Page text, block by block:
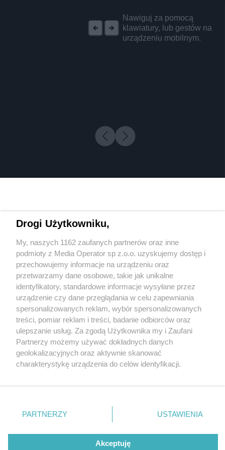
Nawiguj za pomocą
klawiatury, lub gestów na
urządzeniu mobilnym.
1 / 0
Wydawca mediów lokalnych
Nie zapomnij
zapoznać się z:
polityką prywatności
Twojemiasto
Piekary Śląskie
Chorzów
Tarnowskie Góry
Gliwice
Skontakuj sięz nami
Kontakt
Redakcja
Newsletter
Drogi Użytkowniku,
My, naszych 1162 zaufanych partnerów oraz inne
podmioty z Media Operator sp z.o.o. uzyskujemy dostęp i
przechowujemy informacje na urządzeniu oraz
przetwarzamy dane osobowe, takie jak unikalne
identyfikatory, standardowe informacje wysyłane przez
urządzenie czy dane przeglądania w celu zapewniania
spersonalizowanych reklam, wybór spersonalizowanych
treści, pomiar reklam i treści, badanie odbiorców oraz
ulepszanie usług. Za zgodą Użytkownika my i Zaufani
Partnerzy możemy używać dokładnych danych
geolokalizacyjnych oraz aktywnie skanować
charakterystykę urządzenia do celów identyfikacji.
zmienić/wycofać klikając przycisk ustawień prywatności
znajdujący się w lewym dolnym rogu strony
rodzaje przetwarzania danych nie wymagają zgody
użytkownika, ale masz prawo sprzeciwić się takiemu
PARTNERZY USTAWIENIA
Akceptuję